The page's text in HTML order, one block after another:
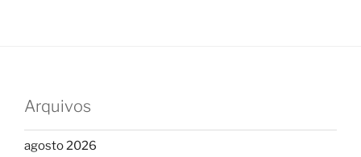
Arquivos
agosto 2026